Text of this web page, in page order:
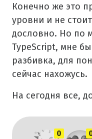
Конечно же это
уровни и не
дословно. Но по
TypeScript, мне
разбивка, для
сейчас нахожусь.
На сегодня все,
0